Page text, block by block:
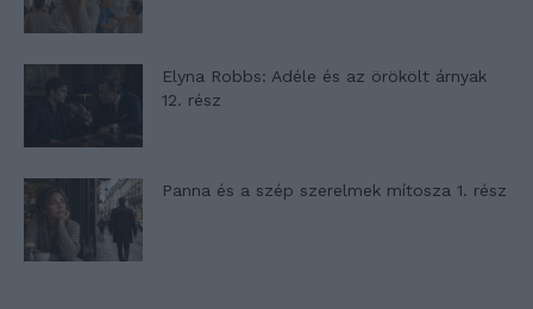
Elyna Robbs: Adéle és az örökölt árnyak
12. rész
Panna és a szép szerelmek mítosza 1. rész